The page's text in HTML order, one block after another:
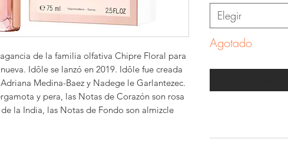
de la familia olfativa Chipre Floral para
Idôle se lanzó en 2019. Idôle fue creada
Medina-Baez y Nadege le Garlantezec.
y pera, las Notas de Corazón son rosa
la India, las Notas de Fondo son almizcle
Elegir
Agotado